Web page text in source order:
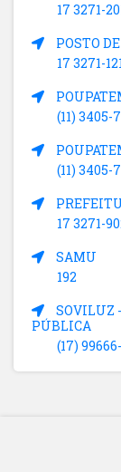
17 3271-
POSTO
17 3271-
(11) 3405-
(11) 3405-
17 3271-
SAMU
192
SOVILUZ
PÚBLICA
(17)